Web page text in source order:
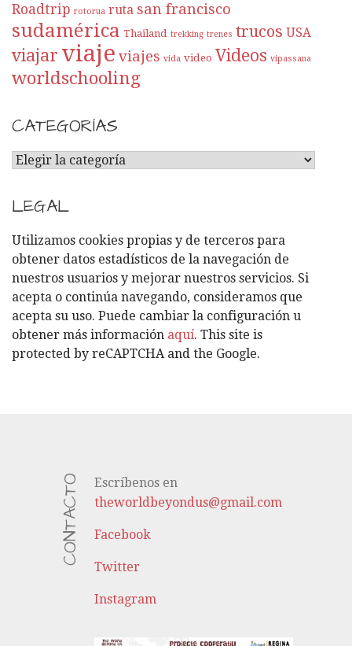
Roadtrip rotorua ruta san francisco
sudamérica Thailand trekking trenes trucos USA
viajar viaje viajes vida video Videos vipassana
worldschooling
CATEGORÍAS
C
T
E
G
O
R
Í
A
S
LEGAL
Utilizamos cookies propias y de terceros para
obtener datos estadísticos de la navegación de
nuestros usuarios y mejorar nuestros servicios. Si
acepta o continúa navegando, consideramos que
acepta su uso. Puede cambiar la configuración u
obtener más información aquí. This site is
protected by reCAPTCHA and the Google.
CONTACTO
Escríbenos en
theworldbeyondus@gmail.com
Facebook
Twitter
Instagram